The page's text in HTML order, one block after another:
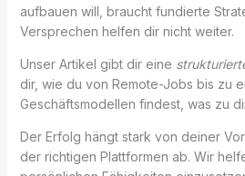
aufbauen will, braucht fundierte
Versprechen helfen dir nicht weiter.
Unser Artikel gibt dir eine
dir, wie du von Remote-Jobs bis zu
Geschäftsmodellen findest, was zu
Der Erfolg hängt stark von deiner
der richtigen Plattformen ab. Wir